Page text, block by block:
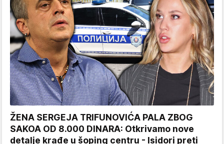
ŽENA SERGEJA TRIFUNOVIĆA PALA ZBOG
SAKOA OD 8.000 DINARA: Otkrivamo nove
detalje krađe u šoping centru - Isidori preti